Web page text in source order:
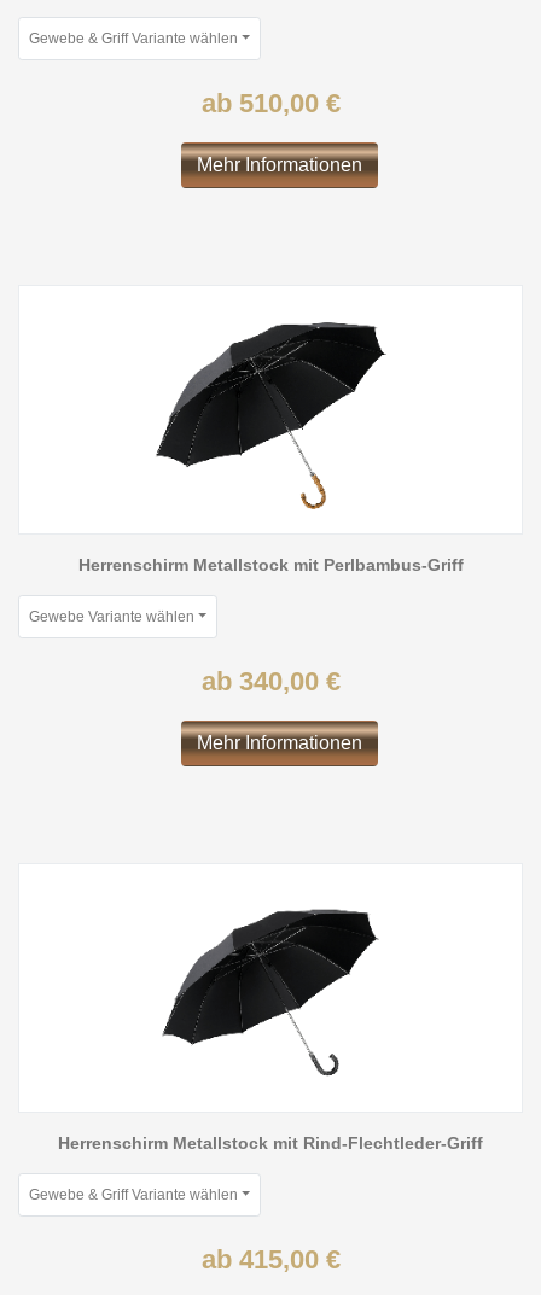
Gewebe & Griff Variante wählen
ab 510,00 €
Mehr Informationen
Herrenschirm Metallstock mit Perlbambus-Griff
Gewebe Variante wählen
ab 340,00 €
Mehr Informationen
Herrenschirm Metallstock mit Rind-Flechtleder-Griff
Gewebe & Griff Variante wählen
ab 415,00 €